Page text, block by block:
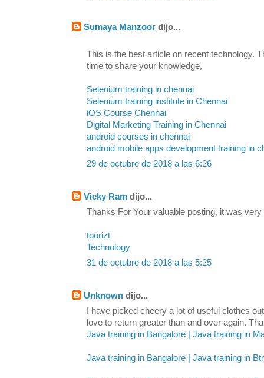
Sumaya Manzoor dijo...
This is the best article on recent technology.
time to share your knowledge,
Selenium training in chennai
Selenium training institute in Chennai
iOS Course Chennai
Digital Marketing Training in Chennai
android courses in chennai
android mobile apps development training in
29 de octubre de 2018 a las 6:26
Vicky Ram dijo...
Thanks For Your valuable posting, it was
toorizt
Technology
31 de octubre de 2018 a las 5:25
Unknown dijo...
I have picked cheery a lot of useful clothes
love to return greater than and over again.
Java training in Bangalore | Java training in
Java training in Bangalore | Java training in